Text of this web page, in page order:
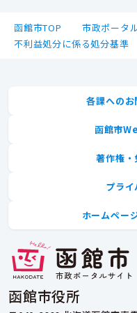
函館市TOP
市政ポータ
不利益処分に係る処分基準
函館市役所
各課へのお
函館市
著作権・
プラ
ホームペー